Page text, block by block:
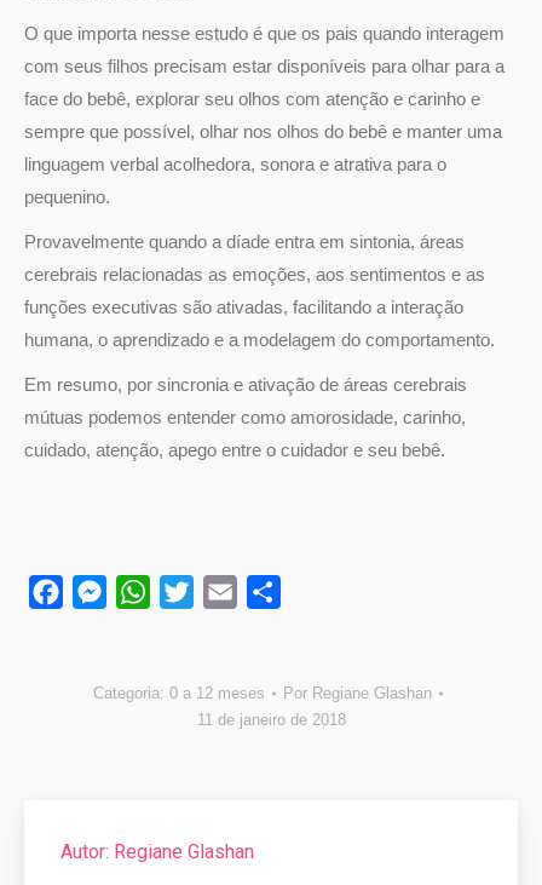
O que importa nesse estudo é que os pais quando interagem
com seus filhos precisam estar disponíveis para olhar para a
face do bebê, explorar seu olhos com atenção e carinho e
sempre que possível, olhar nos olhos do bebê e manter uma
linguagem verbal acolhedora, sonora e atrativa para o
pequenino.
Provavelmente quando a díade entra em sintonia, áreas
cerebrais relacionadas as emoções, aos sentimentos e as
funções executivas são ativadas, facilitando a interação
humana, o aprendizado e a modelagem do comportamento.
Em resumo, por sincronia e ativação de áreas cerebrais
mútuas podemos entender como amorosidade, carinho,
cuidado, atenção, apego entre o cuidador e seu bebê.
FacebookMessengerWhatsApp
Twitter Email
Categoria: 0 a 12 meses Por Regiane Glashan
11 de janeiro de 2018
Autor: Regiane Glashan